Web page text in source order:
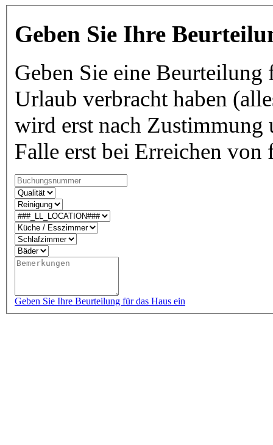
Geben Sie Ihre
Geben Sie eine
Urlaub verbracht haben
wird erst nach Zustimmung
Falle erst bei Erreichen von
Geben Sie Ihre Beurteilung für das Haus ein